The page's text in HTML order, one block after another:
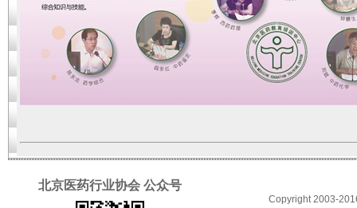
北京医药行业协会 公众号
Copyright 2003-